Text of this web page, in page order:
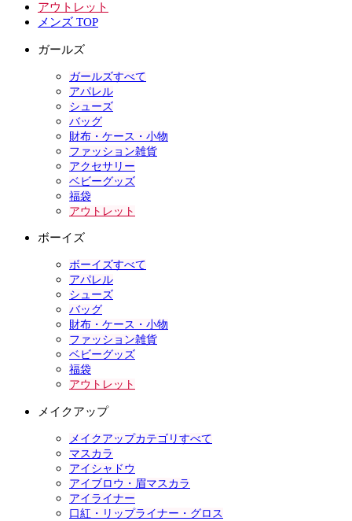
アウトレット
メンズ TOP
ガールズ
ガールズすべて
アパレル
シューズ
バッグ
財布・ケース・小物
ファッション雑貨
アクセサリー
ベビーグッズ
福袋
アウトレット
ボーイズ
ボーイズすべて
アパレル
シューズ
バッグ
財布・ケース・小物
ファッション雑貨
ベビーグッズ
福袋
アウトレット
メイクアップ
メイクアップカテゴリすべて
マスカラ
アイシャドウ
アイブロウ・眉マスカラ
アイライナー
口紅・リップライナー・グロス